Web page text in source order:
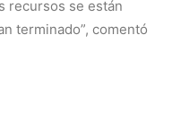
recursos se están
terminado”, comentó